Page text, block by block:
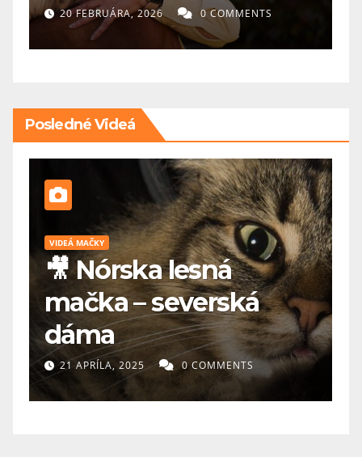
20 FEBRUÁRA, 2026 0 COMMENTS
Posledné Videá
VIDEÁ MAČKY
🎥 Nórska lesná
mačka – severská
dáma
21 APRÍLA, 2025 0 COMMENTS